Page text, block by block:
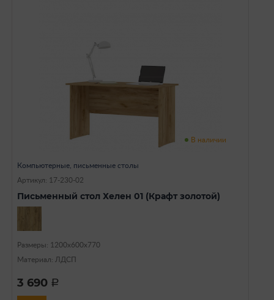
В наличии
Компьютерные, письменные столы
Артикул: 17-230-02
Письменный стол Хелен 01 (Крафт золотой)
Размеры: 1200х600х770
Материал: ЛДСП
3 690 a